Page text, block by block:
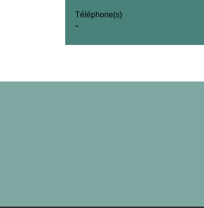
Téléphone(s)
-